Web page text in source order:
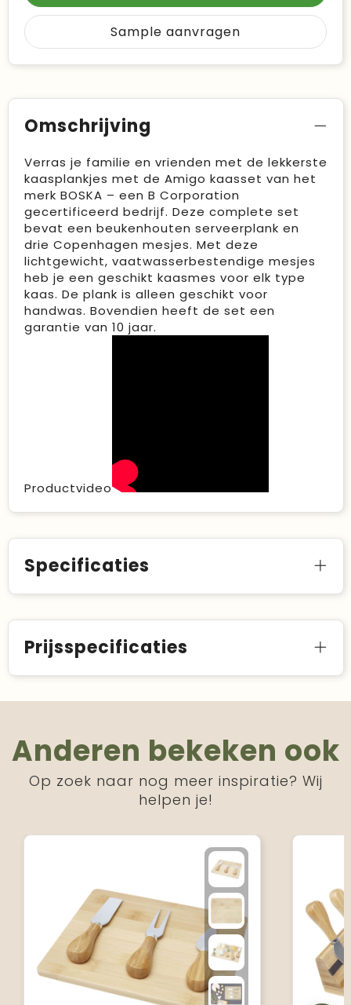
Sample aanvragen
Omschrijving
Verras je familie en vrienden met de lekkerste
kaasplankjes met de Amigo kaasset van het
merk BOSKA – een B Corporation
gecertificeerd bedrijf. Deze complete set
bevat een beukenhouten serveerplank en
drie Copenhagen mesjes. Met deze
lichtgewicht, vaatwasserbestendige mesjes
heb je een geschikt kaasmes voor elk type
kaas. De plank is alleen geschikt voor
handwas. Bovendien heeft de set een
garantie van 10 jaar.
Productvideo
Specificaties
Prijsspecificaties
Anderen bekeken ook
Op zoek naar nog meer inspiratie? Wij
helpen je!